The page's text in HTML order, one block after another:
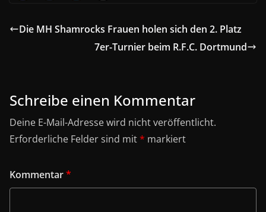
Die MH Shamrocks Frauen holen sich den 2. Platz
7er-Turnier beim R.F.C. Dortmund
Schreibe einen Kommentar
Deine E-Mail-Adresse wird nicht veröffentlicht.
Erforderliche Felder sind mit* markiert
Kommentar*